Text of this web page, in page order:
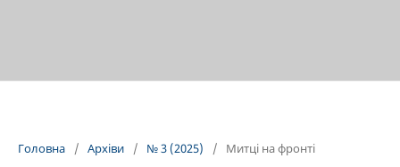
Головна / Архіви / № 3 (2025) / Митці на фронті